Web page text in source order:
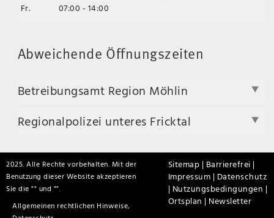
Fr.
07:00 - 14:00
Abweichende Öffnungszeiten
Betreibungsamt Region Möhlin
Regionalpolizei unteres Fricktal
2025. Alle Rechte vorbehalten. Mit der
Benutzung dieser Website akzeptieren
Sie die "
Allgemeinen rechtlichen Hinweise,
" und "".
Sitemap | Barrierefrei |
Impressum | Datenschutz
| Nutzungsbedingungen |
Ortsplan | Newsletter